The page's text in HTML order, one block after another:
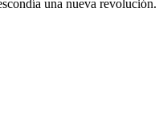
una nueva revolución.